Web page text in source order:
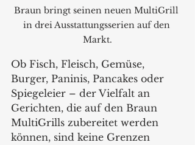
Braun bringt seinen neuen MultiGrill
in drei Ausstattungsserien auf den
Markt.
Ob Fisch, Fleisch, Gemüse,
Burger, Paninis, Pancakes oder
Spiegeleier – der Vielfalt an
Gerichten, die auf den Braun
MultiGrills zubereitet werden
können, sind keine Grenzen